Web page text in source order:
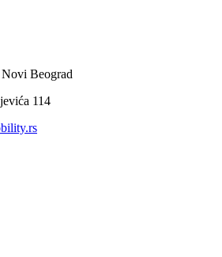
Beograd
114